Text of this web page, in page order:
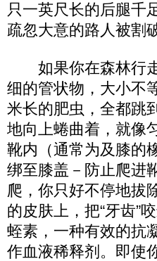
只一英尺长的后腿千
疏忽大意的路人被
如果你在森林行走
细的管状物，大小不
米长的肥虫，全都跳
地向上蜷曲着，就像
靴内（通常为及膝的
绑至膝盖－防止爬进
爬，你只好不停地拔
的皮肤上，把“牙齿”
蛭素，一种有效的抗
作血液稀释剂。即使